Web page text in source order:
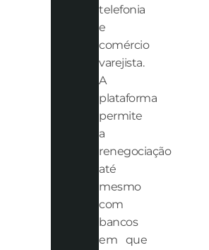
telefonia
e
comércio
varejista.
A
plataforma
permite
a
renegociação
até
mesmo
com
bancos
em que